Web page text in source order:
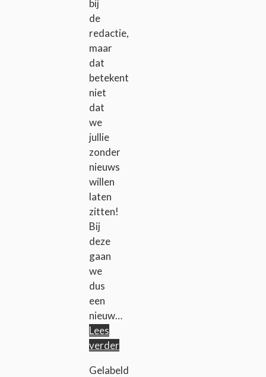
bij
de
redactie,
maar
dat
betekent
niet
dat
we
jullie
zonder
nieuws
willen
laten
zitten!
Bij
deze
gaan
we
dus
een
nieuw…
Lees
verder
Gelabeld